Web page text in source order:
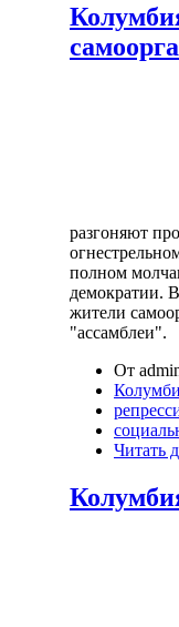
разгоняют
полном
демократии.
жители
"ассамблеи".
От
Читать